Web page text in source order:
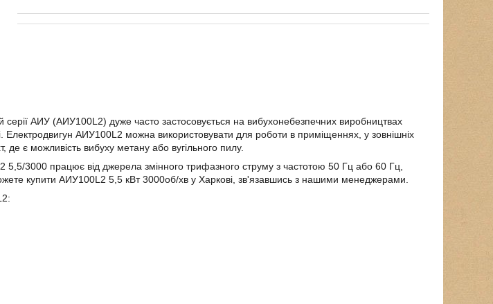
АИУ (АИУ100L2) дуже часто застосовується на вибухонебезпечних виробництвах
Електродвигун АИУ100L2 можна використовувати для роботи в приміщеннях, у зовнішніх
де є можливість вибуху метану або вугільного пилу.
3000 працює від джерела змінного трифазного струму з частотою 50 Гц або 60 Гц,
купити АИУ100L2 5,5 кВт 3000об/хв у Харкові, зв'язавшись з нашими менеджерами.